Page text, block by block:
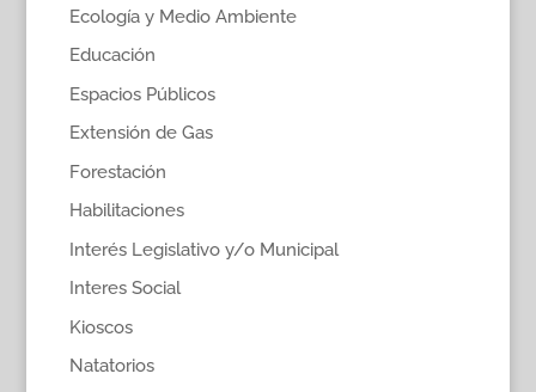
Ecología y Medio Ambiente
Educación
Espacios Públicos
Extensión de Gas
Forestación
Habilitaciones
Interés Legislativo y/o Municipal
Interes Social
Kioscos
Natatorios